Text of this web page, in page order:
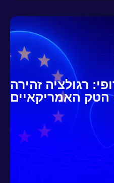
רגולציה זהירה
הטק האמריקאיים